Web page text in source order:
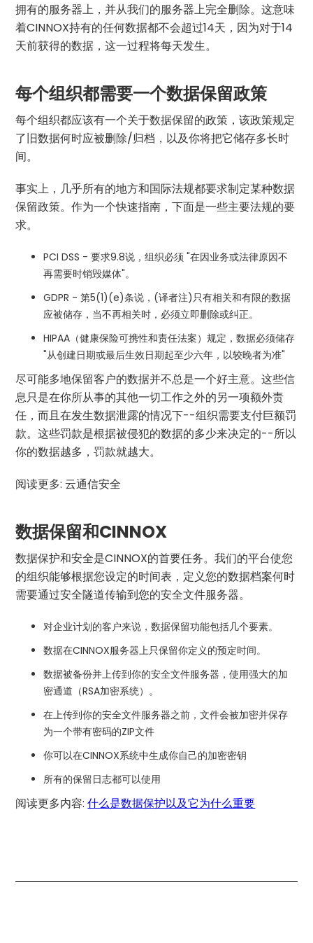
拥有的服务器上，并从我们的服务器上完全删除。这意味
着CINNOX持有的任何数据都不会超过14天，因为对于14
天前获得的数据，这一过程将每天发生。
每个组织都需要一个数据保留政策
每个组织都应该有一个关于数据保留的政策，该政策规定
了旧数据何时应被删除/归档，以及你将把它储存多长时
间。
事实上，几乎所有的地方和国际法规都要求制定某种数据
保留政策。作为一个快速指南，下面是一些主要法规的要
求。
PCI DSS - 要求9.8说，组织必须 "在因业务或法律原因不
再需要时销毁媒体"。
GDPR - 第5(1)(e)条说，(译者注)只有相关和有限的数据
应被储存，当不再相关时，必须立即删除或纠正。
HIPAA（健康保险可携性和责任法案）规定，数据必须储存
"从创建日期或最后生效日期起至少六年，以较晚者为准"
尽可能多地保留客户的数据并不总是一个好主意。这些信
息只是在你所从事的其他一切工作之外的另一项额外责
任，而且在发生数据泄露的情况下--组织需要支付巨额罚
款。这些罚款是根据被侵犯的数据的多少来决定的--所以
你的数据越多，罚款就越大。
阅读更多: 云通信安全
数据保留和CINNOX
数据保护和安全是CINNOX的首要任务。我们的平台使您
的组织能够根据您设定的时间表，定义您的数据档案何时
需要通过安全隧道传输到您的安全文件服务器。
对企业计划的客户来说，数据保留功能包括几个要素。
数据在CINNOX服务器上只保留你定义的预定时间。
数据被备份并上传到你的安全文件服务器，使用强大的加
密通道（RSA加密系统）。
在上传到你的安全文件服务器之前，文件会被加密并保存
为一个带有密码的ZIP文件
你可以在CINNOX系统中生成你自己的加密密钥
所有的保留日志都可以使用
阅读更多内容:什么是数据保护以及它为什么重要